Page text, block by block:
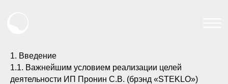
1. Введение
1.1. Важнейшим условием реализации целей
деятельности ИП Пронин С.В. (брэнд «STEKLO»)